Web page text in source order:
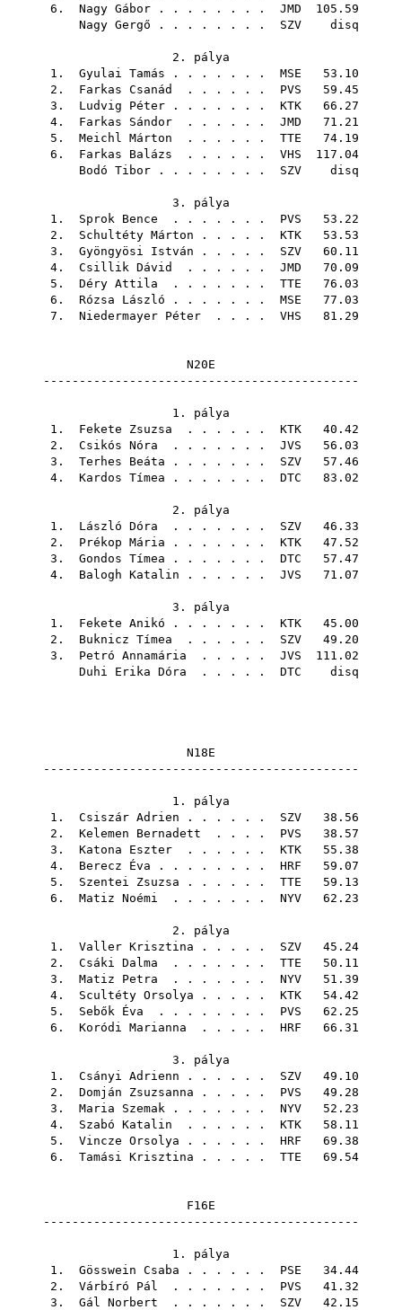
6. Nagy Gábor . . . . . . . . JMD 105.59
Nagy Gergő . . . . . . . . SZV disq
2. pálya
1. Gyulai Tamás . . . . . . . MSE 53.10
2. Farkas Csanád . . . . . . PVS 59.45
3. Ludvig Péter . . . . . . . KTK 66.27
4. Farkas Sándor . . . . . . JMD 71.21
5. Meichl Márton . . . . . . TTE 74.19
6. Farkas Balázs . . . . . . VHS 117.04
Bodó Tibor . . . . . . . . SZV disq
3. pálya
1. Sprok Bence . . . . . . . PVS 53.22
2. Schultéty Márton . . . . . KTK 53.53
3. Gyöngyösi István . . . . . SZV 60.11
4. Csillik Dávid . . . . . . JMD 70.09
5. Déry Attila . . . . . . . TTE 76.03
6. Rózsa László . . . . . . . MSE 77.03
7. Niedermayer Péter . . . . VHS 81.29
N20E
--------------------------------------------
1. pálya
1. Fekete Zsuzsa . . . . . . KTK 40.42
2. Csikós Nóra . . . . . . . JVS 56.03
3. Terhes Beáta . . . . . . . SZV 57.46
4. Kardos Tímea . . . . . . . DTC 83.02
2. pálya
1. László Dóra . . . . . . . SZV 46.33
2. Prékop Mária . . . . . . . KTK 47.52
3. Gondos Tímea . . . . . . . DTC 57.47
4. Balogh Katalin . . . . . . JVS 71.07
3. pálya
1. Fekete Anikó . . . . . . . KTK 45.00
2. Buknicz Tímea . . . . . . SZV 49.20
3. Petró Annamária . . . . . JVS 111.02
Duhi Erika Dóra . . . . . DTC disq
N18E
--------------------------------------------
1. pálya
1. Csiszár Adrien . . . . . . SZV 38.56
2. Kelemen Bernadett . . . . PVS 38.57
3. Katona Eszter . . . . . . KTK 55.38
4. Berecz Éva . . . . . . . . HRF 59.07
5. Szentei Zsuzsa . . . . . . TTE 59.13
6. Matiz Noémi . . . . . . . NYV 62.23
2. pálya
1. Valler Krisztina . . . . . SZV 45.24
2. Csáki Dalma . . . . . . . TTE 50.11
3. Matiz Petra . . . . . . . NYV 51.39
4. Scultéty Orsolya . . . . . KTK 54.42
5. Sebők Éva . . . . . . . . PVS 62.25
6. Koródi Marianna . . . . . HRF 66.31
3. pálya
1. Csányi Adrienn . . . . . . SZV 49.10
2. Domján Zsuzsanna . . . . . PVS 49.28
3. Maria Szemak . . . . . . . NYV 52.23
4. Szabó Katalin . . . . . . KTK 58.11
5. Vincze Orsolya . . . . . . HRF 69.38
6. Tamási Krisztina . . . . . TTE 69.54
F16E
--------------------------------------------
1. pálya
1. Gösswein Csaba . . . . . . PSE 34.44
2. Várbíró Pál . . . . . . . PVS 41.32
3. Gál Norbert . . . . . . . SZV 42.15